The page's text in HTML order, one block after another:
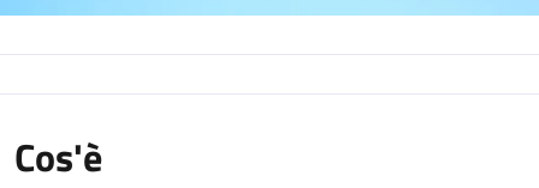
Cos'è